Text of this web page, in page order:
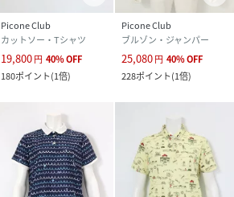
Picone Club
カットソー・Tシャツ
19,800円 40%OFF
180ポイント(1倍)
Picone Club
ブルゾン・ジャンパー
25,080円 40%OFF
228ポイント(1倍)